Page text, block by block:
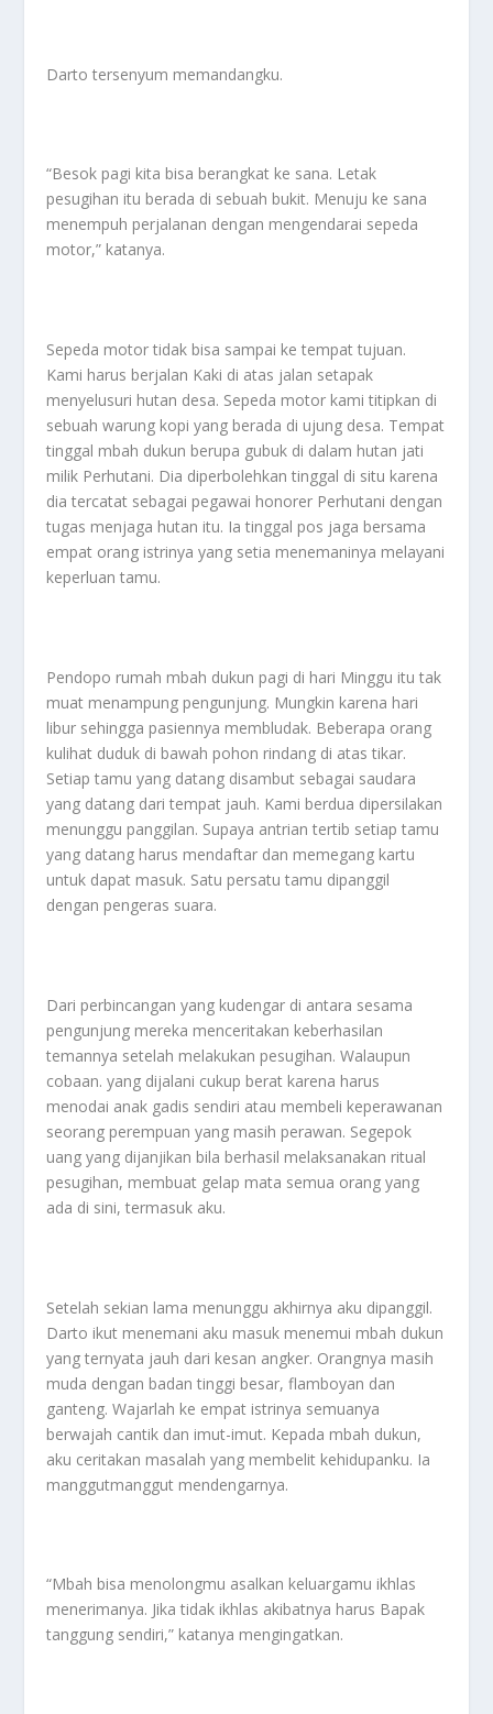
Darto tersenyum memandangku.
“Besok pagi kita bisa berangkat ke sana. Letak
pesugihan itu berada di sebuah bukit. Menuju ke sana
menempuh perjalanan dengan mengendarai sepeda
motor,” katanya.
Sepeda motor tidak bisa sampai ke tempat tujuan.
Kami harus berjalan Kaki di atas jalan setapak
menyelusuri hutan desa. Sepeda motor kami titipkan di
sebuah warung kopi yang berada di ujung desa. Tempat
tinggal mbah dukun berupa gubuk di dalam hutan jati
milik Perhutani. Dia diperbolehkan tinggal di situ karena
dia tercatat sebagai pegawai honorer Perhutani dengan
tugas menjaga hutan itu. Ia tinggal pos jaga bersama
empat orang istrinya yang setia menemaninya melayani
keperluan tamu.
Pendopo rumah mbah dukun pagi di hari Minggu itu tak
muat menampung pengunjung. Mungkin karena hari
libur sehingga pasiennya membludak. Beberapa orang
kulihat duduk di bawah pohon rindang di atas tikar.
Setiap tamu yang datang disambut sebagai saudara
yang datang dari tempat jauh. Kami berdua dipersilakan
menunggu panggilan. Supaya antrian tertib setiap tamu
yang datang harus mendaftar dan memegang kartu
untuk dapat masuk. Satu persatu tamu dipanggil
dengan pengeras suara.
Dari perbincangan yang kudengar di antara sesama
pengunjung mereka menceritakan keberhasilan
temannya setelah melakukan pesugihan. Walaupun
cobaan. yang dijalani cukup berat karena harus
menodai anak gadis sendiri atau membeli keperawanan
seorang perempuan yang masih perawan. Segepok
uang yang dijanjikan bila berhasil melaksanakan ritual
pesugihan, membuat gelap mata semua orang yang
ada di sini, termasuk aku.
Setelah sekian lama menunggu akhirnya aku dipanggil.
Darto ikut menemani aku masuk menemui mbah dukun
yang ternyata jauh dari kesan angker. Orangnya masih
muda dengan badan tinggi besar, flamboyan dan
ganteng. Wajarlah ke empat istrinya semuanya
berwajah cantik dan imut-imut. Kepada mbah dukun,
aku ceritakan masalah yang membelit kehidupanku. Ia
manggutmanggut mendengarnya.
“Mbah bisa menolongmu asalkan keluargamu ikhlas
menerimanya. Jika tidak ikhlas akibatnya harus Bapak
tanggung sendiri,” katanya mengingatkan.